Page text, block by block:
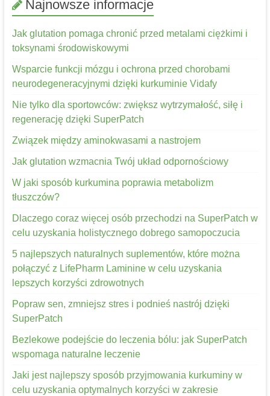
Najnowsze informacje
Jak glutation pomaga chronić przed metalami ciężkimi i
toksynami środowiskowymi
Wsparcie funkcji mózgu i ochrona przed chorobami
neurodegeneracyjnymi dzięki kurkuminie Vidafy
Nie tylko dla sportowców: zwiększ wytrzymałość, siłę i
regenerację dzięki SuperPatch
Związek między aminokwasami a nastrojem
Jak glutation wzmacnia Twój układ odpornościowy
W jaki sposób kurkumina poprawia metabolizm
tłuszczów?
Dlaczego coraz więcej osób przechodzi na SuperPatch w
celu uzyskania holistycznego dobrego samopoczucia
5 najlepszych naturalnych suplementów, które można
połączyć z LifePharm Laminine w celu uzyskania
lepszych korzyści zdrowotnych
Popraw sen, zmniejsz stres i podnieś nastrój dzięki
SuperPatch
Bezlekowe podejście do leczenia bólu: jak SuperPatch
wspomaga naturalne leczenie
Jaki jest najlepszy sposób przyjmowania kurkuminy w
celu uzyskania optymalnych korzyści w zakresie